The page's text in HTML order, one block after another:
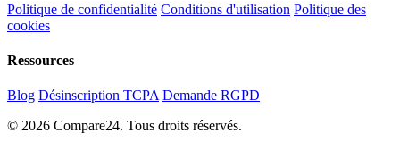
Politique de confidentialité Conditions d'utilisation Politique des
cookies
Ressources
Blog Désinscription TCPA Demande RGPD
© 2026 Compare24. Tous droits réservés.